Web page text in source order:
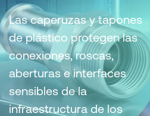
Las caperuzas y tapones
de plástico protegen las
conexiones, roscas,
aberturas e interfaces
sensibles de la
infraestructura de los